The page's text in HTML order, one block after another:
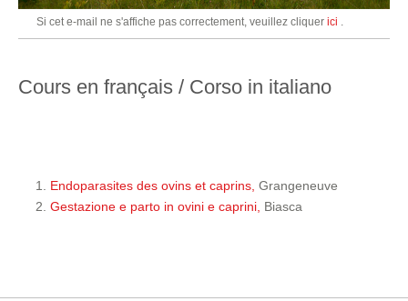
Si cet e-mail ne s'affiche pas correctement, veuillez cliquer ici .
Cours en français / Corso in italiano
Endoparasites des ovins et caprins, Grangeneuve
Gestazione e parto in ovini e caprini, Biasca